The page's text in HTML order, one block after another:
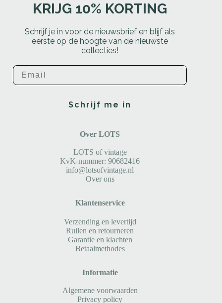
KRIJG 10% KORTING
Schrijf je in voor de nieuwsbrief en blijf als
eerste op de hoogte van de nieuwste
collecties!
Email
Schrijf me in
Over LOTS
LOTS of vintage
KvK-nummer: 90682416
info@lotsofvintage.nl
Over ons
Klantenservice
Verzending en levertijd
Ruilen en retourneren
Garantie en klachten
Betaalmethodes
Informatie
Algemene voorwaarden
Privacy policy